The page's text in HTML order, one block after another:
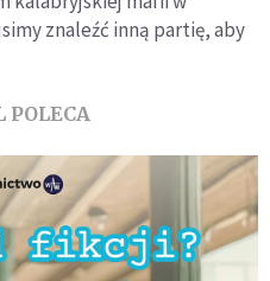
znaleźć inną partię, aby
POLECA